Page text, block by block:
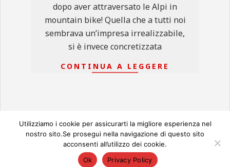
dopo aver attraversato le Alpi in
mountain bike! Quella che a tutti noi
sembrava un’impresa irrealizzabile,
si è invece concretizzata
CONTINUA A LEGGERE
© 2026
Utilizziamo i cookie per assicurarti la migliore esperienza nel
nostro sito.Se prosegui nella navigazione di questo sito
acconsenti all’utilizzo dei cookie.
Ok
Privacy Policy